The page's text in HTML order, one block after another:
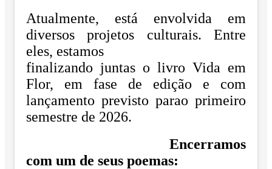
Atualmente, está envolvida em
diversos projetos culturais. Entre
eles, estamos
finalizando juntas o livro Vida em
Flor, em fase de edição e com
lançamento previsto parao primeiro
semestre de 2026.
Encerramos
com um de seus poemas: